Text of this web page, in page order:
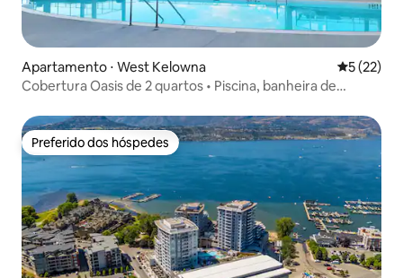
Apartamento ⋅ West Kelowna 5 de uma
5 (22)
Cobertura Oasis de 2 quartos • Piscina, banheira de
Preferido dos hóspedes
Preferido dos hóspedes